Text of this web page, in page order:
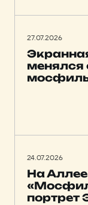
27.07.2026
менялся
24.07.2026
На
портрет